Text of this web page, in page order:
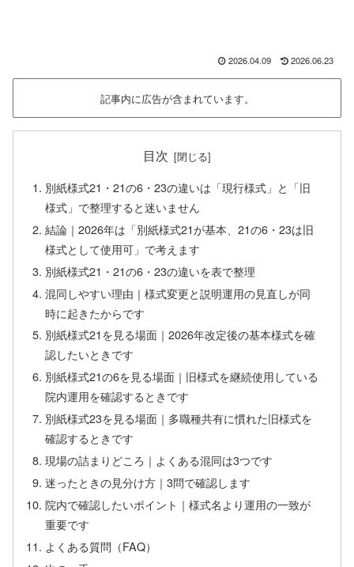
2026.04.09 2026.06.23
記事内に広告が含まれています。
目次
別紙様式21・21の6・23の違いは「現行様式」と「旧
様式」で整理すると迷いません
結論｜2026年は「別紙様式21が基本、21の6・23は旧
様式として使用可」で考えます
別紙様式21・21の6・23の違いを表で整理
混同しやすい理由｜様式変更と説明運用の見直しが同
時に起きたからです
別紙様式21を見る場面｜2026年改定後の基本様式を確
認したいときです
別紙様式21の6を見る場面｜旧様式を継続使用している
院内運用を確認するときです
別紙様式23を見る場面｜多職種共有に慣れた旧様式を
確認するときです
現場の詰まりどころ｜よくある混同は3つです
迷ったときの見分け方｜3問で確認します
院内で確認したいポイント｜様式名より運用の一致が
重要です
よくある質問（FAQ）